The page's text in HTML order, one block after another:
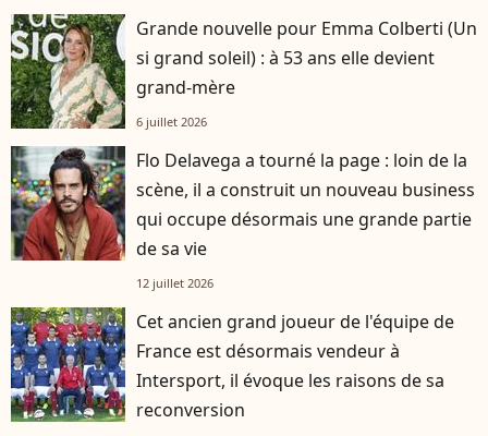
Grande nouvelle pour Emma Colberti (Un
si grand soleil) : à 53 ans elle devient
grand-mère
6 juillet 2026
Flo Delavega a tourné la page : loin de la
scène, il a construit un nouveau business
qui occupe désormais une grande partie
de sa vie
12 juillet 2026
Cet ancien grand joueur de l'équipe de
France est désormais vendeur à
Intersport, il évoque les raisons de sa
reconversion